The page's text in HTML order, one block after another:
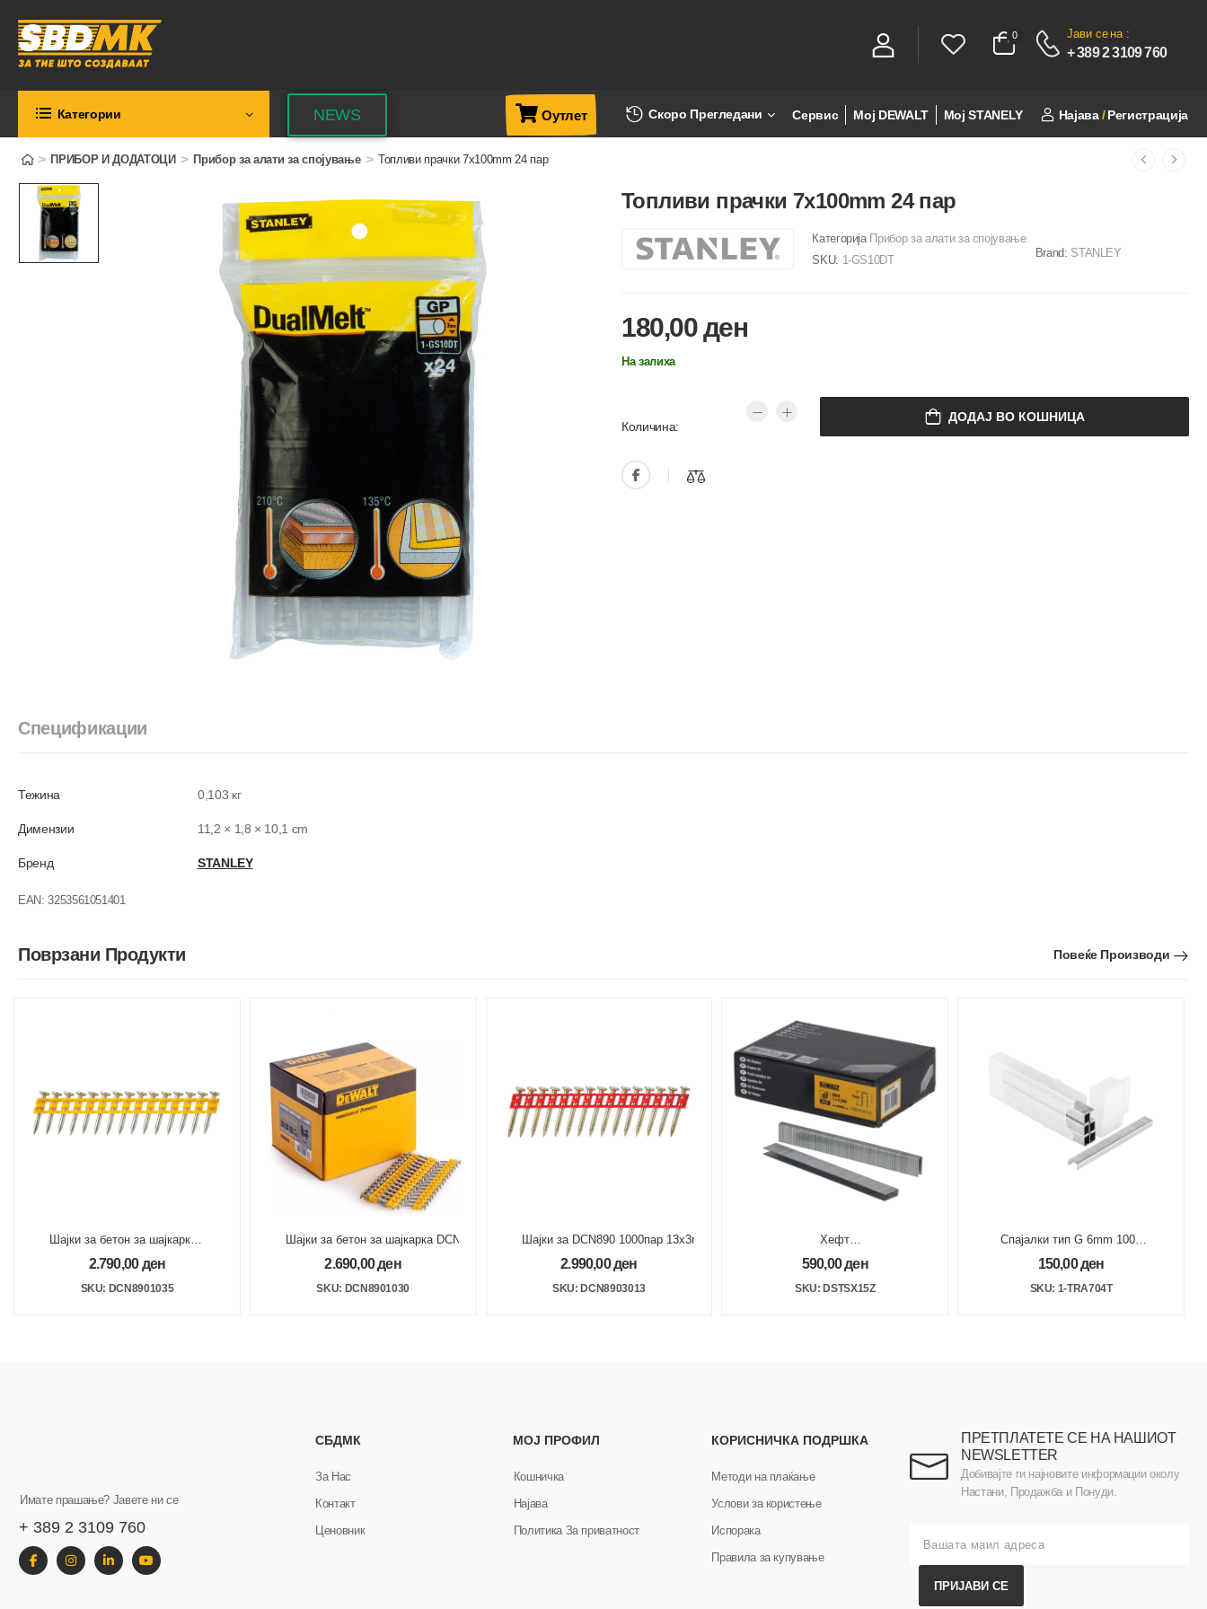
0 0 Јави се на :
+ 389 2 3109 760
Категории NEWS Оутлет Скоро Прегледани Сервис Мој DEWALT Мој STANELY Најава / Регистрација
> ПРИБОР И ДОДАТОЦИ > Прибор за алати за спојување > Топливи прачки 7x100mm 24 пар
Топливи прачки 7x100mm 24 пар
Категорија Прибор за алати за спојување
SKU: 1-GS10DT
Brand: STANLEY
180,00ден
На залиха
Количина:
ДОДАЈ ВО КОШНИЦА
Спецификации
Тежина 0,103 кг
Димензии 11,2 × 1,8 × 10,1 cm
Бренд STANLEY
EAN:3253561051401
Поврзани Продукти Повеќе Производи
Шајки за бетон за шајкарка DCN890
35×2.6mm
2.790,00ден
SKU: DCN8901035
Шајки за бетон за шајкарка DCN890 30 x 2.6mm
2.690,00ден
SKU: DCN8901030
Шајки за DCN890 1000пар 13x3mm XH
2.990,00ден
SKU: DCN8903013
Хефт
муниција за пневматски пиштол 15mm GALV
590,00ден
SKU: DSTSX15Z
Спајалки тип G 6mm 1000
пар
150,00ден
SKU: 1-TRA704T
ПРЕТПЛАТЕТЕ СЕ НА НАШИОТ
NEWSLETTER
Добивајте ги најновите информации околу
Настани, Продажба и Понуди.
ПРИЈАВИ СЕ
Имате прашање? Јавете ни се
+ 389 2 3109 760
СБДМК
За Нас
Контакт
Ценовник
МОЈ ПРОФИЛ
Кошничка
Најава
Политика За приватност
КОРИСНИЧКА ПОДРШКА
Методи на плаќање
Услови за користење
Испорака
Правила за купување